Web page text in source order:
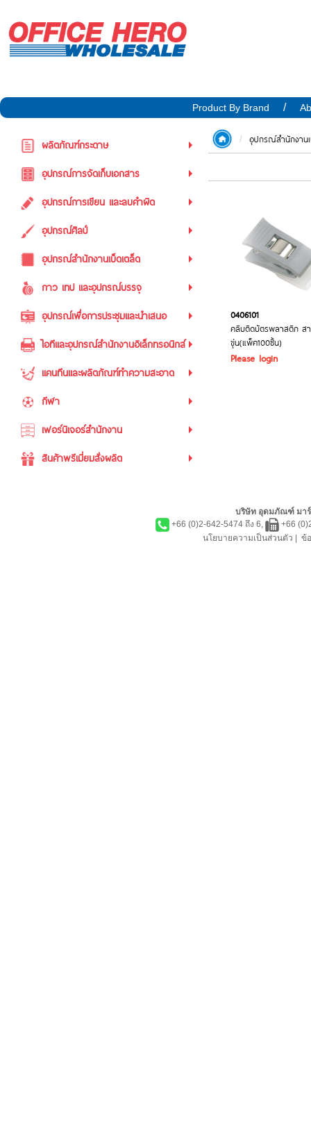
Product By Brand
ผลิตภัณฑ์กระดาษ
อุปกรณ์การจัดเก็บเอกสาร
อุปกรณ์การเขียน และลบคำผิด
อุปกรณ์ศิลป์
อุปกรณ์สำนักงานเบ็ดเตล็ด
กาว เทป และอุปกรณ์บรรจุ
อุปกรณ์เพื่อการประชุมและนำเสนอ
ไอทีและอุปกรณ์สำนักงานอิเล็กทรอนิกส์
แคนทีนและผลิตภัณฑ์ทำความสะอาด
กีฬา
เฟอร์นิเจอร์สำนักงาน
สินค้าพรีเมี่ยมสั่งผลิต
อุปกรณ์สำนักงาน
0406101
คลิบติดบัตรพลาสติก ส
ขุ่น(แพ็ค100ชิ้น)
Please login
บริษัท อุดมภัณฑ์ มาร์
+66 (0)2-642-5474 ถึง 6,
+66
นโยบายความเป็นส่วนตัว
ข้